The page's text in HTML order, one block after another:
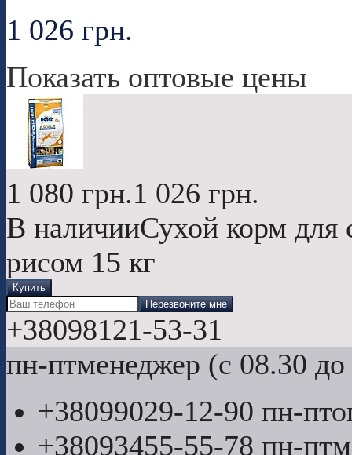
1 026 грн.
Показать оптовые цены
1 080 грн.1 026 грн.
В наличииСухой корм для
рисом 15 кг
Купить
Перезвоните мне
+38098121-53-31
пн-птменеджер (с 08.30
+38099029-12-90 пн-пт
+38093455-55-78 пн-пт